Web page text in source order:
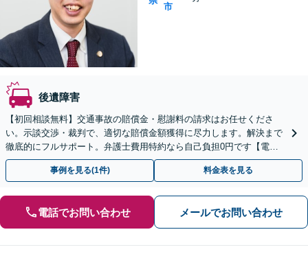
市
後遺障害
【初回相談無料】交通事故の賠償金・慰謝料の請求はお任せくださ
い。示談交渉・裁判で、適切な賠償金額獲得に尽力します。解決まで
徹底的にフルサポート。弁護士費用特約なら自己負担0円です【電
話・オンライン相談可】
事例を見る(1件) 料金表を見る
電話でお問い合わせ メールでお問い合わせ